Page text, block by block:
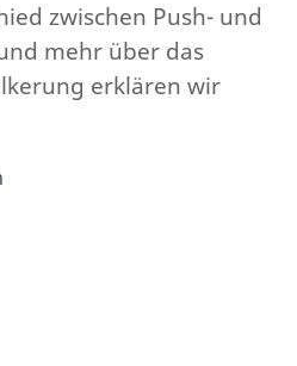
zwischen Push- und
mehr über das
erklären wir